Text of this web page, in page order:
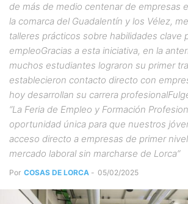
de más de medio centenar de empresas
la comarca del Guadalentín y los Vélez,
talleres prácticos sobre habilidades clave
empleoGracias a esta iniciativa, en la
muchos estudiantes lograron su primer
establecieron contacto directo con
hoy desarrollan su carrera
“La Feria de Empleo y Formación
oportunidad única para que nuestros
acceso directo a empresas de primer
mercado laboral sin marcharse de Lorca”
Por COSAS DE LORCA - 05/02/2025